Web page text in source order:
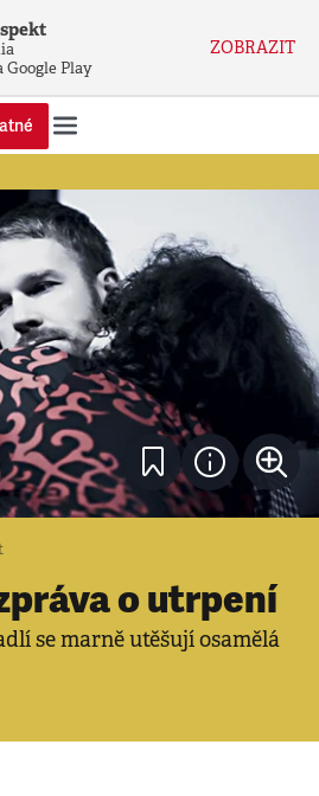
Google Play
ZOBRAZIT
o utrpení
se marně utěšují osamělá